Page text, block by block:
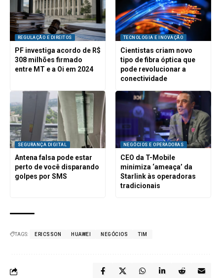
REGULAÇÃO E DIREITOS
PF investiga acordo de R$
308 milhões firmado
entre MT e a Oi em 2024
TECNOLOGIA E INOVAÇÃO
Cientistas criam novo
tipo de fibra óptica que
pode revolucionar a
conectividade
SEGURANÇA DIGITAL
Antena falsa pode estar
perto de você disparando
golpes por SMS
NEGÓCIOS E OPERADORAS
CEO da T-Mobile
minimiza ‘ameaça’ da
Starlink às operadoras
tradicionais
TAGS: ERICSSON HUAWEI NEGÓCIOS TIM